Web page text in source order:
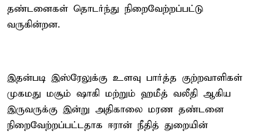
தண்டனைகள் தொடர்ந்து நிறைவேற்றப்பட்டு
வருகின்றன.
இதன்படி இஸ்ரேலுக்கு உளவு பார்த்த குற்றவாளிகள்
முகமது மசூம் ஷாகி மற்றும் ஹமீத் வலீதி ஆகிய
இருவருக்கு இன்று அதிகாலை மரண தண்டனை
நிறைவேற்றப்பட்டதாக ஈரான் நீதித் துறையின்